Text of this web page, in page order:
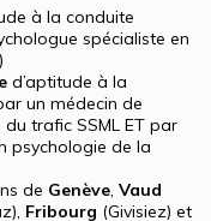
à la conduite
spécialiste en
d’aptitude à la
un médecin de
trafic SSML ET par
psychologie de la
de Genève Vaud
Fribourg (Givisiez) et